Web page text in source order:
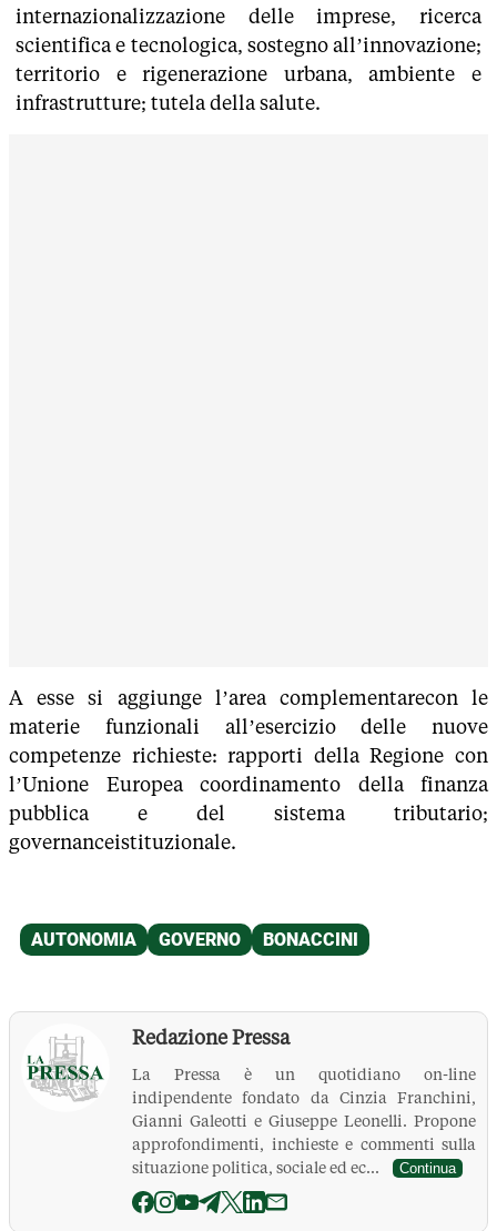
internazionalizzazione delle imprese, ricerca
scientifica e tecnologica, sostegno all’innovazione;
territorio e rigenerazione urbana, ambiente e
infrastrutture; tutela della salute.
A esse si aggiunge l’area complementarecon le
materie funzionali all’esercizio delle nuove
competenze richieste: rapporti della Regione con
l’Unione Europea coordinamento della finanza
pubblica e del sistema tributario;
governanceistituzionale.
Redazione Pressa
La Pressa è un quotidiano on-line
indipendente fondato da Cinzia Franchini,
Gianni Galeotti e Giuseppe Leonelli. Propone
approfondimenti, inchieste e commenti sulla
situazione politica, sociale ed ec...
Continua